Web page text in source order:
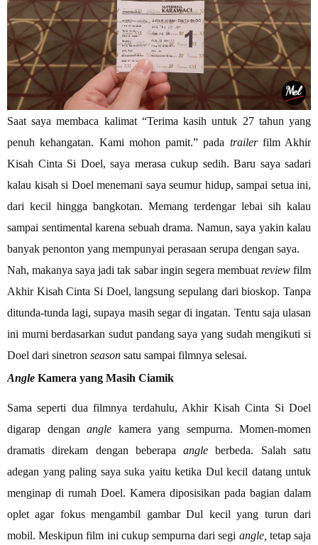
Saat saya membaca kalimat “Terima kasih untuk 27 tahun yang
penuh kehangatan. Kami mohon pamit.” pada trailer film Akhir
Kisah Cinta Si Doel, saya merasa cukup sedih. Baru saya sadari
kalau kisah si Doel menemani saya seumur hidup, sampai setua ini,
dari kecil hingga bangkotan. Memang terdengar lebai sih kalau
sampai sentimental karena sebuah drama. Namun, saya yakin kalau
banyak penonton yang mempunyai perasaan serupa dengan saya.
Nah, makanya saya jadi tak sabar ingin segera membuat reviewfilm
Akhir Kisah Cinta Si Doel, langsung sepulang dari bioskop. Tanpa
ditunda-tunda lagi, supaya masih segar di ingatan. Tentu saja ulasan
ini murni berdasarkan sudut pandang saya yang sudah mengikuti si
Doel dari sinetron season satu sampai filmnya selesai.
Angle Kamera yang Masih Ciamik
Sama seperti dua filmnya terdahulu, Akhir Kisah Cinta Si Doel
digarap dengan angle kamera yang sempurna. Momen-momen
dramatis direkam dengan beberapaangleberbeda. Salah satu
adegan yang paling saya suka yaitu ketika Dul kecil datang untuk
menginap di rumah Doel. Kamera diposisikan pada bagian dalam
oplet agar fokus mengambil gambar Dul kecil yang turun dari
mobil. Meskipun film ini cukup sempurna dari segi angle, tetap saja